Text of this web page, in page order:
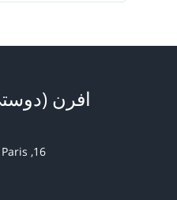
افرن
16, passage de la Main d'Or 75011 Paris